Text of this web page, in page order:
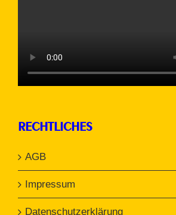
RECHTLICHES
AGB
Impressum
Datenschutzerklärung